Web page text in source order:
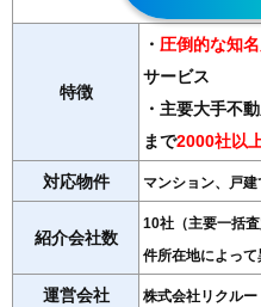
特徴
・ 圧倒的な知
サービス
・主要大手不
まで2000社以
対応物件 マンション、戸
紹介会社数
10社（主要一括
件所在地によっ
運営会社 株式会社リクルー